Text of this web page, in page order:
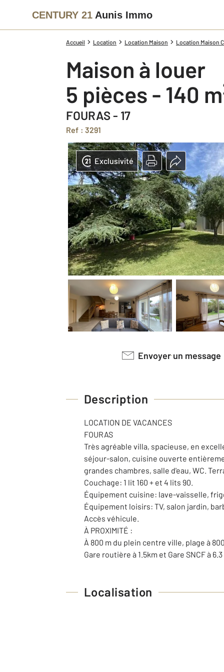
CENTURY 21 Aunis Immo
Accueil Location Location Maison Location Maison
Maison à louer
5 pièces - 140 m
FOURAS - 17
Ref : 3291
Exclusivité
Envoyer un message
Description
LOCATION DE VACANCES
FOURAS
Très agréable villa, spacieuse, en
séjour-salon, cuisine ouverte
grandes chambres, salle d'eau, WC.
Couchage: 1 lit 160 + et 4 lits 90.
Équipement cuisine: lave-vaisselle,
Équipement loisirs: TV, salon jardin,
Accès véhicule.
À PROXIMITÉ :
À 800 m du plein centre ville, plage à
Gare routière à 1.5km et Gare SNCF à
Localisation